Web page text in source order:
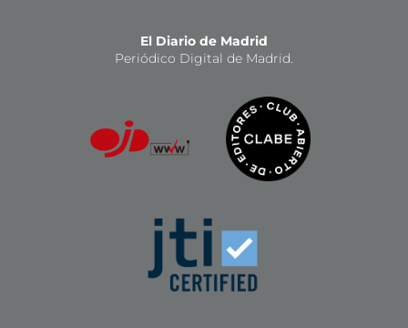
El Diario de Madrid
Periódico Digital de Madrid.